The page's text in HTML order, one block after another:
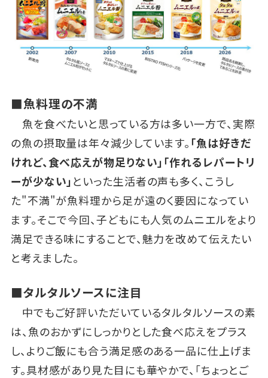
■魚料理の不満
魚を食べたいと思っている方は多い一方で、実際
の魚の摂取量は年々減少しています。「魚は好きだ
けれど、食べ応えが物足りない」「作れるレパートリ
ーが少ない」といった生活者の声も多く、こうし
た"不満"が魚料理から足が遠のく要因になってい
ます。そこで今回、子どもにも人気のムニエルをより
満足できる味にすることで、魅力を改めて伝えたい
と考えました。
■タルタルソースに注目
中でもご好評いただいているタルタルソースの素
は、魚のおかずにしっかりとした食べ応えをプラス
し、よりご飯にも合う満足感のある一品に仕上げま
す。具材感があり見た目にも華やかで、「ちょっとご